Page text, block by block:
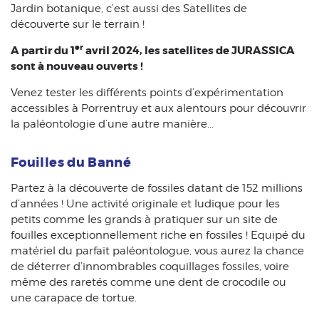
Jardin botanique, c’est aussi des Satellites de
découverte sur le terrain !
A partir du 1er avril 2024, les satellites de JURASSICA
sont à nouveau ouverts !
Venez tester les différents points d’expérimentation
accessibles à Porrentruy et aux alentours pour découvrir
la paléontologie d’une autre manière...
Fouilles du Banné
Partez à la découverte de fossiles datant de 152 millions
d’années ! Une activité originale et ludique pour les
petits comme les grands à pratiquer sur un site de
fouilles exceptionnellement riche en fossiles ! Equipé du
matériel du parfait paléontologue, vous aurez la chance
de déterrer d’innombrables coquillages fossiles, voire
même des raretés comme une dent de crocodile ou
une carapace de tortue.